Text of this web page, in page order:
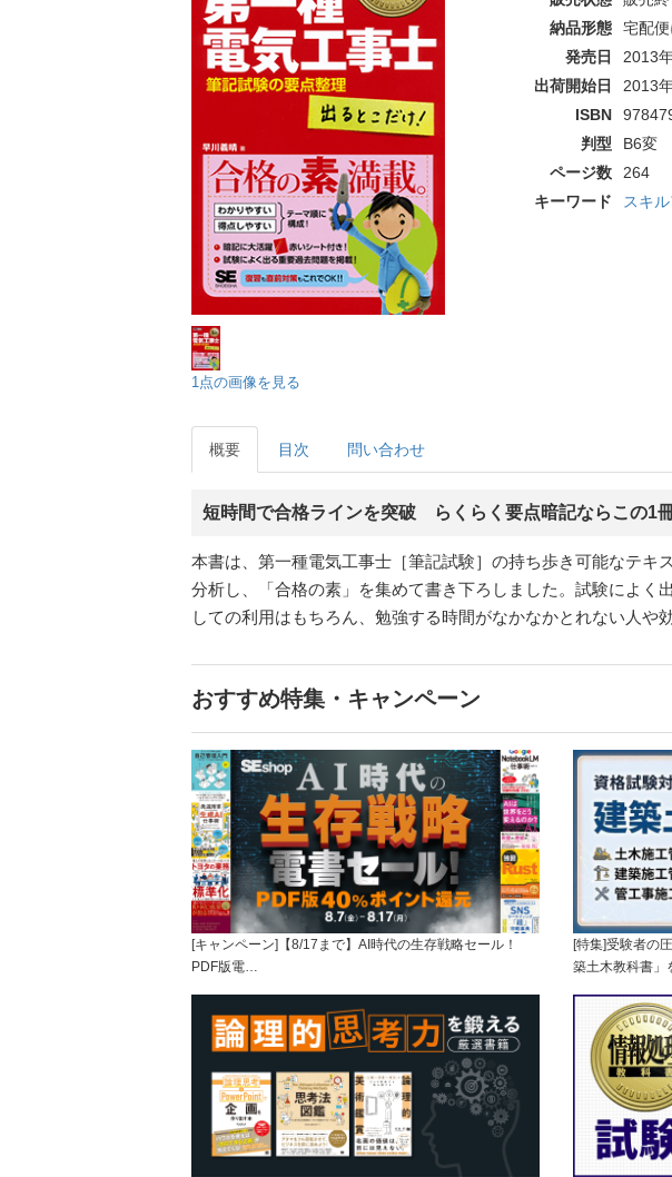
1点の画像を見る
納品形態
宅配
発売日
2013
出荷開始日
2013
ISBN
判型
B6変
ページ数
264
キーワード
スキ
概要 目次 問い合わせ
短時間で合格ラインを突破 らくらく要点暗記ならこの1
本書は、第一種電気工事士［筆記試験］の持ち歩き可能なテ
分析し、「合格の素」を集めて書き下ろしました。試験によく
しての利用はもちろん、勉強する時間がなかなかとれない人や
おすすめ特集・キャンペーン
[キャンペーン]【8/17まで】AI時代の生存戦略セール！
PDF版電…
[特集]受験者の
築土木教科書